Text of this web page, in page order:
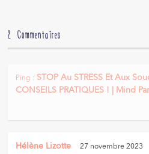
2 Commentaires
Ping : STOP Au STRESS Et Aux
CONSEILS PRATIQUES ! | Mind
Hélène Lizotte 27 novembre 2023